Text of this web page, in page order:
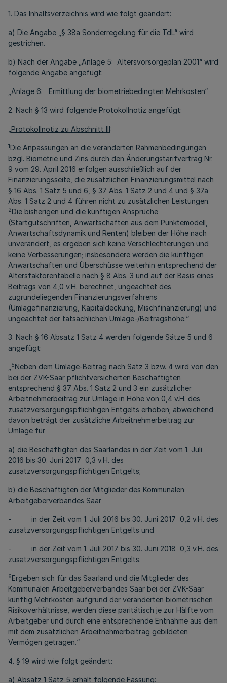
1. Das Inhaltsverzeichnis wird wie folgt geändert:
a) Die Angabe „§ 38a Sonderregelung für die TdL“ wird
gestrichen.
b) Nach der Angabe „Anlage 5: Altersvorsorgeplan 2001“ wird
folgende Angabe angefügt:
„Anlage 6: Ermittlung der biometriebedingten Mehrkosten“
2. Nach § 13 wird folgende Protokollnotiz angefügt:
Protokollnotiz zu Abschnitt III:
1Die Anpassungen an die veränderten Rahmenbedingungen
bzgl. Biometrie und Zins durch den Änderungstarifvertrag Nr.
9 vom 29. April 2016 erfolgen ausschließlich auf der
Finanzierungsseite, die zusätzlichen Finanzierungsmittel nach
§ 16 Abs. 1 Satz 5 und 6, § 37 Abs. 1 Satz 2 und 4 und § 37a
Abs. 1 Satz 2 und 4 führen nicht zu zusätzlichen Leistungen.
2Die bisherigen und die künftigen Ansprüche
(Startgutschriften, Anwartschaften aus dem Punktemodell,
Anwartschaftsdynamik und Renten) bleiben der Höhe nach
unverändert, es ergeben sich keine Verschlechterungen und
keine Verbesserungen; insbesondere werden die künftigen
Anwartschaften und Überschüsse weiterhin entsprechend der
Altersfaktorentabelle nach § 8 Abs. 3 und auf der Basis eines
Beitrags von 4,0 v.H. berechnet, ungeachtet des
zugrundeliegenden Finanzierungsverfahrens
(Umlagefinanzierung, Kapitaldeckung, Mischfinanzierung) und
ungeachtet der tatsächlichen Umlage-/Beitragshöhe.“
3. Nach § 16 Absatz 1 Satz 4 werden folgende Sätze 5 und 6
angefügt:
5Neben dem Umlage-Beitrag nach Satz 3 bzw. 4 wird von den
bei der ZVK-Saar pflichtversicherten Beschäftigten
entsprechend § 37 Abs. 1 Satz 2 und 3 ein zusätzlicher
Arbeitnehmerbeitrag zur Umlage in Höhe von 0,4 v.H. des
zusatzversorgungspflichtigen Entgelts erhoben; abweichend
davon beträgt der zusätzliche Arbeitnehmerbeitrag zur
Umlage für
a) die Beschäftigten des Saarlandes in der Zeit vom 1. Juli
2016 bis 30. Juni 2017 0,3 v.H. des
zusatzversorgungspflichtigen Entgelts;
b) die Beschäftigten der Mitglieder des Kommunalen
Arbeitgeberverbandes Saar
- in der Zeit vom 1. Juli 2016 bis 30. Juni 2017 0,2 v.H. des
zusatzversorgungspflichtigen Entgelts und
- in der Zeit vom 1. Juli 2017 bis 30. Juni 2018 0,3 v.H. des
zusatzversorgungspflichtigen Entgelts.
6Ergeben sich für das Saarland und die Mitglieder des
Kommunalen Arbeitgeberverbandes Saar bei der ZVK-Saar
künftig Mehrkosten aufgrund der veränderten biometrischen
Risikoverhältnisse, werden diese paritätisch je zur Hälfte vom
Arbeitgeber und durch eine entsprechende Entnahme aus dem
mit dem zusätzlichen Arbeitnehmerbeitrag gebildeten
Vermögen getragen.“
4. § 19 wird wie folgt geändert:
a) Absatz 1 Satz 5 erhält folgende Fassung: